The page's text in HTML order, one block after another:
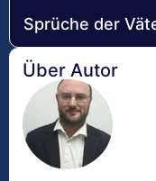
Sprüche der
Über Autor